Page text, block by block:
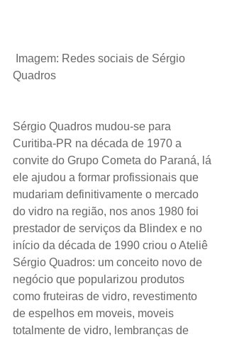
Imagem: Redes sociais de Sérgio
Quadros
Sérgio Quadros mudou-se para
Curitiba-PR na década de 1970 a
convite do Grupo Cometa do Paraná, lá
ele ajudou a formar profissionais que
mudariam definitivamente o mercado
do vidro na região, nos anos 1980 foi
prestador de serviços da Blindex e no
início da década de 1990 criou o Ateliê
Sérgio Quadros: um conceito novo de
negócio que popularizou produtos
como fruteiras de vidro, revestimento
de espelhos em moveis, moveis
totalmente de vidro, lembranças de